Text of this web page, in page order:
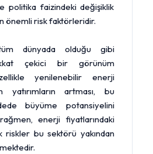
politika faizindeki değişiklik
önemli risk faktörleridir.
dünyada olduğu gibi
çekici bir görünüm
yenilenebilir enerji
yatırımların artması, bu
büyüme potansiyelini
enerji fiyatlarındaki
riskler bu sektörü yakından